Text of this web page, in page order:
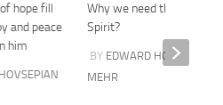
hope fill
and peace
him
Why we need the Holy
Spirit?
BY EDWARD HOVSEPIAN
MEHR